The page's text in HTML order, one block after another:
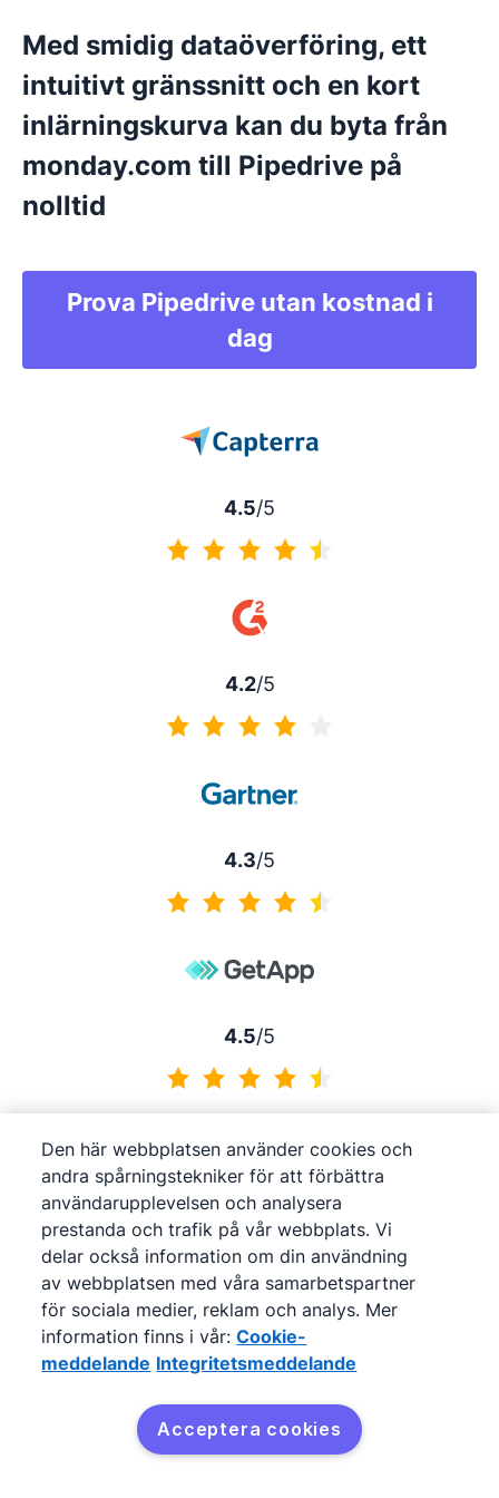
monday till ditt Pipedrive-konto.
Med smidig dataöverföring, ett
intuitivt gränssnitt och en kort
inlärningskurva kan du byta från
monday.com till Pipedrive på
nolltid
Prova Pipedrive utan kostnad i
dag
4.5/5
4.2/5
4.3/5
4.5/5
4.5 av 5
4.5 /5
4.5 av 5
4.7/5
4.7 av 5
Den här webbplatsen använder cookies och
andra spårningstekniker för att förbättra
användarupplevelsen och analysera
prestanda och trafik på vår webbplats. Vi
delar också information om din användning
av webbplatsen med våra samarbetspartner
för sociala medier, reklam och analys. Mer
information finns i vår: Cookie-
meddelande Integritetsmeddelande
Acceptera cookies